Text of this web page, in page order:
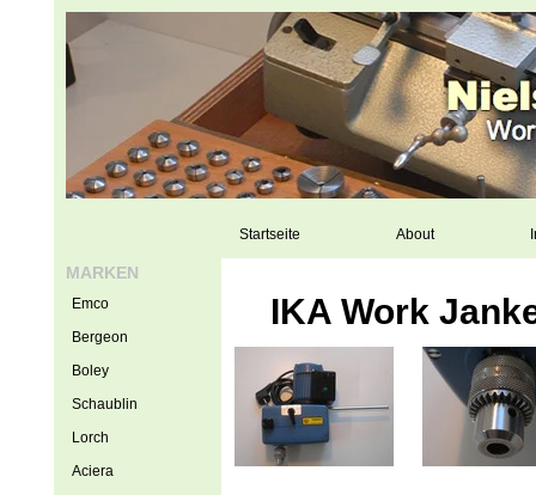
Startseite About
IKA Work
MARKEN
Emco
Bergeon
Boley
Schaublin
Lorch
Aciera